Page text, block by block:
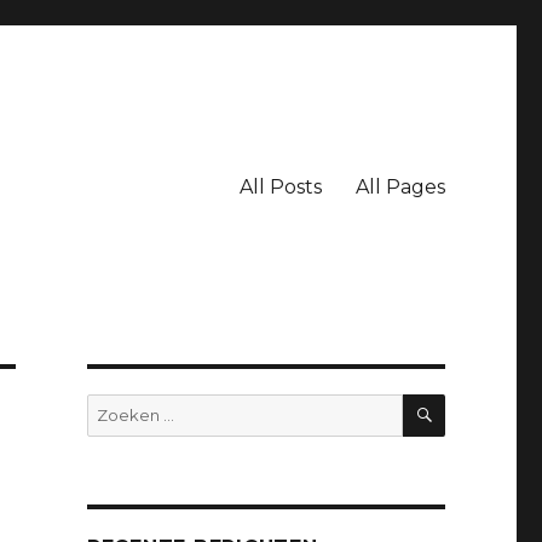
All Posts All Pages
Zoeken
naar:
ZOEKEN